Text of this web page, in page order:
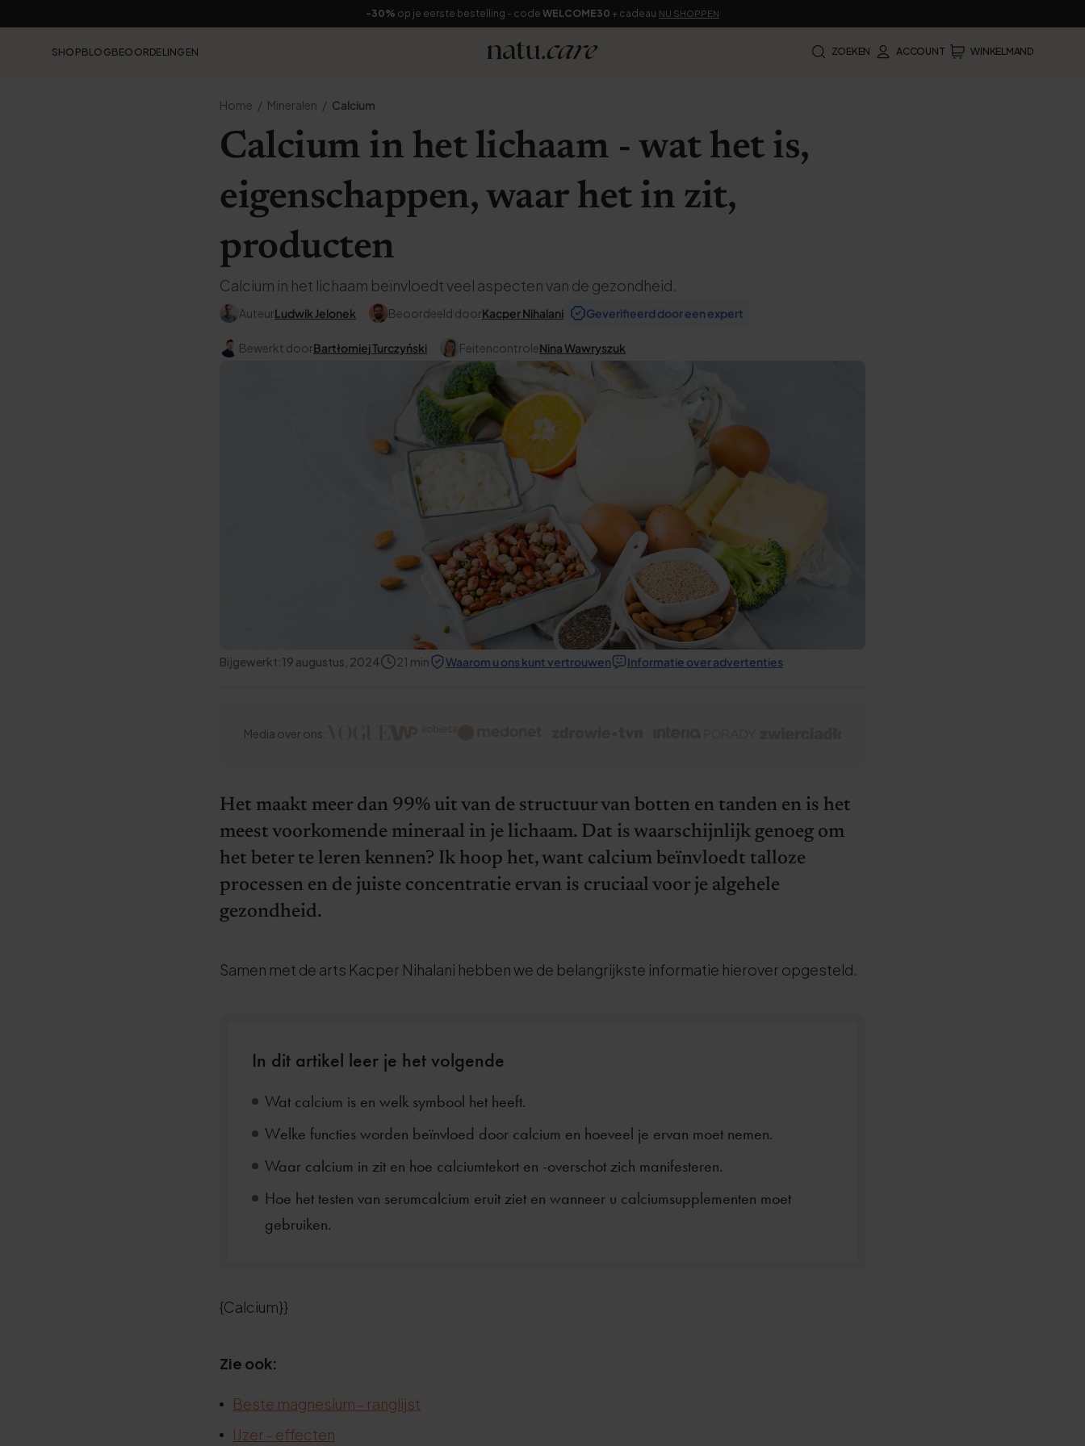
-30% op je eerste bestelling - code WELCOME30 + cadeau NU SHOPPEN
SHOPBLOGBEOORDELINGEN ZOEKEN ACCOUNT WINKELMAND
Home Mineralen Calcium
Calcium in het lichaam - wat het is,
eigenschappen, waar het in zit,
producten
Calcium in het lichaam beïnvloedt veel aspecten van de gezondheid.
AuteurLudwik Jelonek Beoordeeld doorKacper Nihalani Geverifieerd door een expert
Bewerkt doorBartłomiej Turczyński FeitencontroleNina Wawryszuk
Bijgewerkt:19 augustus, 2024 21 min Waarom u ons kunt vertrouwen Informatie over advertenties
Media over ons:
Het maakt meer dan 99% uit van de structuur van botten en tanden en is het
meest voorkomende mineraal in je lichaam. Dat is waarschijnlijk genoeg om
het beter te leren kennen? Ik hoop het, want calcium beïnvloedt talloze
processen en de juiste concentratie ervan is cruciaal voor je algehele
gezondheid.
Samen met de arts Kacper Nihalani hebben we de belangrijkste informatie hierover opgesteld.
In dit artikel leer je het volgende
Wat calcium is en welk symbool het heeft.
Welke functies worden beïnvloed door calcium en hoeveel je ervan moet nemen.
Waar calcium in zit en hoe calciumtekort en -overschot zich manifesteren.
Hoe het testen van serumcalcium eruit ziet en wanneer u calciumsupplementen moet
gebruiken.
{Calcium}}
Zie ook:
Beste magnesium - ranglijst
IJzer - effecten